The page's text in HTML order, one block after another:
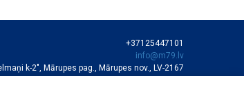
+37125447101
info@m79.lv
k-2", Mārupes pag., Mārupes nov., LV-2167